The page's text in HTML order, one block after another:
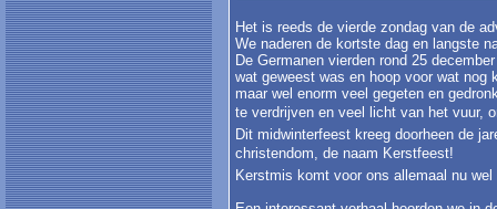
Het is reeds de vierde zondag van de
We naderen de kortste dag en langste
De Germanen vierden rond 25
wat geweest was en hoop voor wat nog
maar wel enorm veel gegeten en
te verdrijven en veel licht van het vuur,
Dit midwinterfeest kreeg doorheen de
christendom, de naam Kerstfeest!
Kerstmis komt voor ons allemaal nu